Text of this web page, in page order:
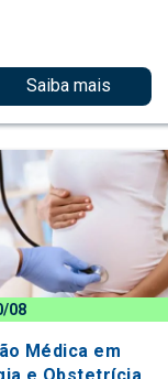
Saiba mais
08
Médica em